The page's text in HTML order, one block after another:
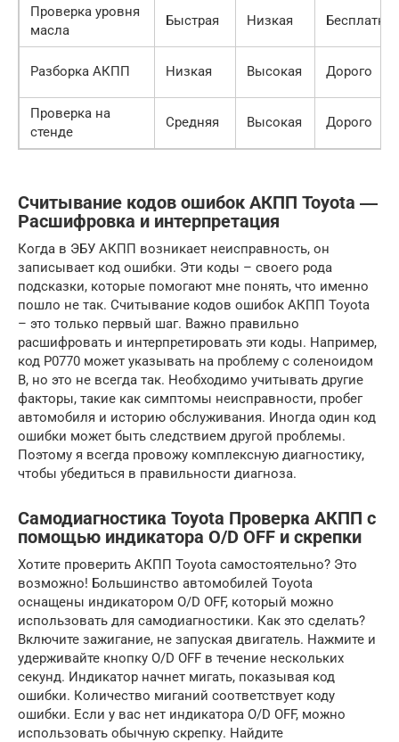
Проверка уровня
масла
Быстрая Низкая Бесплатно
Разборка АКПП Низкая Высокая Дорого
Проверка на
стенде
Средняя Высокая Дорого
Считывание кодов ошибок АКПП Toyota ―
Расшифровка и интерпретация
Когда в ЭБУ АКПП возникает неисправность, он
записывает код ошибки. Эти коды – своего рода
подсказки, которые помогают мне понять, что именно
пошло не так. Считывание кодов ошибок АКПП Toyota
– это только первый шаг. Важно правильно
расшифровать и интерпретировать эти коды. Например,
код P0770 может указывать на проблему с соленоидом
B, но это не всегда так. Необходимо учитывать другие
факторы, такие как симптомы неисправности, пробег
автомобиля и историю обслуживания. Иногда один код
ошибки может быть следствием другой проблемы.
Поэтому я всегда провожу комплексную диагностику,
чтобы убедиться в правильности диагноза.
Самодиагностика Toyota Проверка АКПП с
помощью индикатора O/D OFF и скрепки
Хотите проверить АКПП Toyota самостоятельно? Это
возможно! Большинство автомобилей Toyota
оснащены индикатором O/D OFF, который можно
использовать для самодиагностики. Как это сделать?
Включите зажигание, не запуская двигатель. Нажмите и
удерживайте кнопку O/D OFF в течение нескольких
секунд. Индикатор начнет мигать, показывая код
ошибки. Количество миганий соответствует коду
ошибки. Если у вас нет индикатора O/D OFF, можно
использовать обычную скрепку. Найдите